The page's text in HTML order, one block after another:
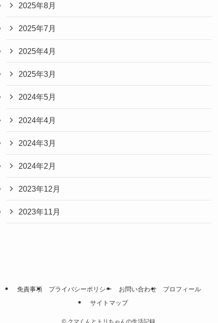
2025年8月
2025年7月
2025年4月
2025年3月
2024年5月
2024年4月
2024年3月
2024年2月
2023年12月
2023年11月
免責事項 プライバシーポリシー お問い合わせ
プロフィール
サイトマップ
©クマくんとトリちゃんの生活記録.